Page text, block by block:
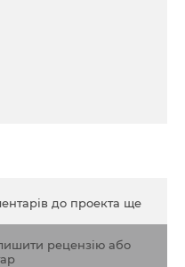
до проекта ще
рецензію або